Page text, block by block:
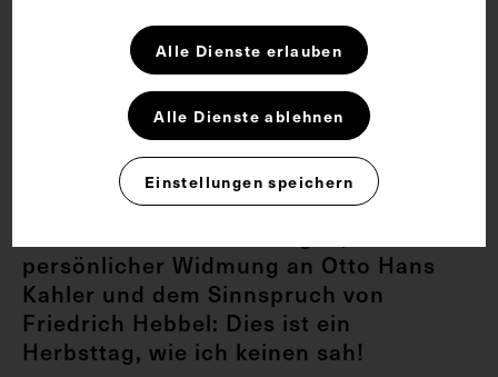
Theodor Billroth auf der Veranda seines
persönlicher Widmung an Otto Hans
Kahler und dem Sinnspruch von
Friedrich Hebbel: Dies ist ein
Herbsttag, wie ich keinen sah!
Alle Dienste erlauben
Alle Dienste ablehnen
Einstellungen speichern